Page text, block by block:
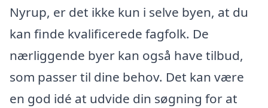
Nyrup, er det ikke kun i selve byen, at du
kan finde kvalificerede fagfolk. De
nærliggende byer kan også have tilbud,
som passer til dine behov. Det kan være
en god idé at udvide din søgning for at